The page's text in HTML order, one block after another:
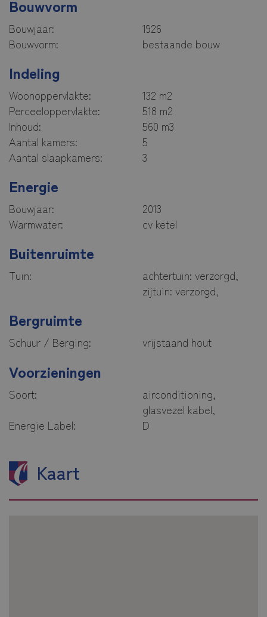
Bouwvorm
Bouwjaar:
1926
Bouwvorm:
bestaande bouw
Indeling
Woonoppervlakte:
132 m2
Perceeloppervlakte:
518 m2
Inhoud:
560 m3
Aantal kamers:
5
Aantal slaapkamers:
3
Energie
Bouwjaar:
2013
Warmwater:
cv ketel
Buitenruimte
Tuin:
achtertuin: verzorgd,
zijtuin: verzorgd,
Bergruimte
Schuur / Berging: vrijstaand hout
Voorzieningen
Soort:
airconditioning,
glasvezel kabel,
Energie Label:
D
Kaart